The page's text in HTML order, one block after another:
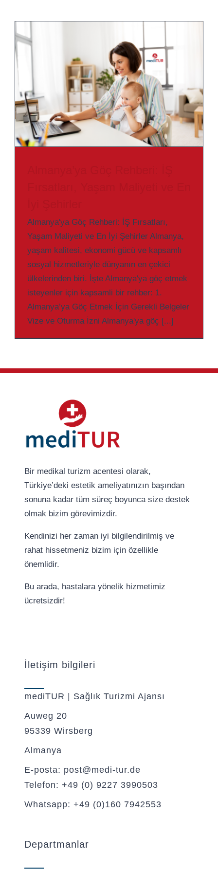
Almanya'ya Göç Rehberi: İŞ Fırsatları,
Yaşam Maliyeti ve En İyi Şehirler Almanya,
yaşam kalitesi, ekonomi gücü ve kapsamlı
sosyal hizmetleriyle dünyanın en çekici
ülkelerinden biri. İşte Almanya'ya göç etmek
isteyenler için kapsamli bir rehber: 1.
Almanya’ya Göç Etmek İçin Gerekli Belgeler
Vize ve Oturma İzni Almanya'ya göç [...]
Bir medikal turizm acentesi olarak,
Türkiye’deki estetik ameliyatınızın başından
sonuna kadar tüm süreç boyunca size destek
olmak bizim görevimizdir.
Kendinizi her zaman iyi bilgilendirilmiş ve
rahat hissetmeniz bizim için özellikle
önemlidir.
Bu arada, hastalara yönelik hizmetimiz
ücretsizdir!
İletişim bilgileri
mediTUR | Sağlık Turizmi Ajansı
Auweg 20
95339 Wirsberg
Almanya
E-posta: post@medi-tur.de
Telefon: +49 (0) 9227 3990503
Whatsapp: +49 (0)160 7942553
Departmanlar